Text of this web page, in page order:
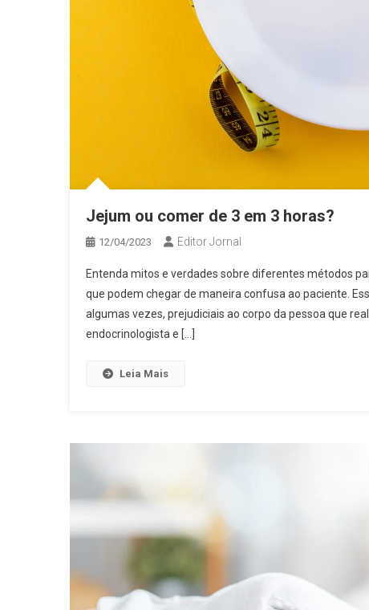
Jejum ou comer de 3 em 3 horas?
12/04/2023 Editor Jornal
Entenda mitos e verdades sobre diferentes métodos
que podem chegar de maneira confusa ao paciente.
algumas vezes, prejudiciais ao corpo da pessoa que
endocrinologista e […]
Leia Mais